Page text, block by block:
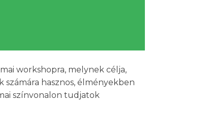
workshopra, melynek célja,
számára hasznos, élményekben
színvonalon tudjatok